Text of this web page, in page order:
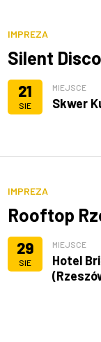
IMPREZA
Silent
21
SIE
MIEJSCE
Skwer
IMPREZA
Rooftop
29
SIE
MIEJSCE
Hotel